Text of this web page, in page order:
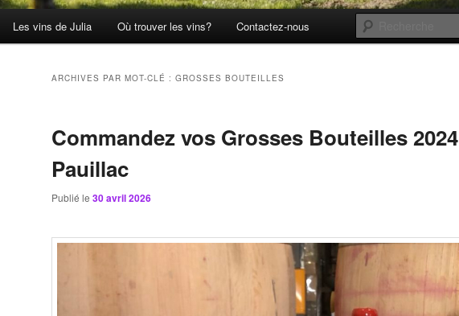
Les vins de Julia Où trouver les vins? Contactez-nous
ARCHIVES PAR MOT-CLÉ : GROSSES BOUTEILLES
Commandez vos Grosses Bouteilles 2024
Pauillac
Publié le 30 avril 2026